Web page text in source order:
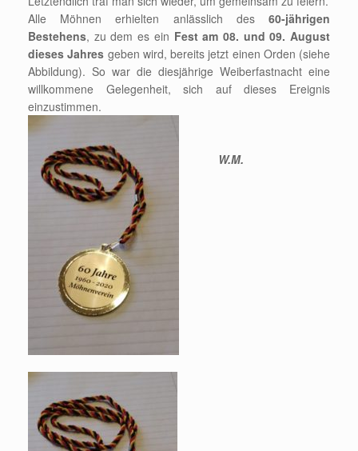
Alle Möhnen erhielten anlässlich des 60-jährigen
Bestehens, zu dem es ein Fest am 08. und 09. August
dieses Jahres geben wird, bereits jetzt einen Orden (siehe
Abbildung). So war die diesjährige Weiberfastnacht eine
willkommene Gelegenheit, sich auf dieses Ereignis
einzustimmen.
W.M.